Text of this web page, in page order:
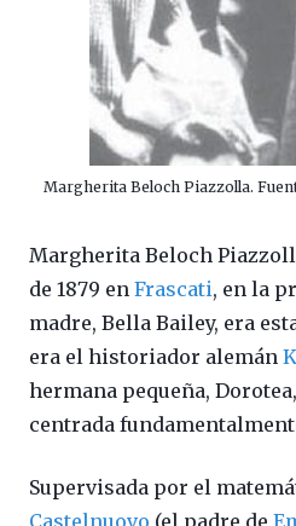
Margherita Beloch Piazzolla.
Margherita Beloch
de 1879 en Frascati, en la
madre, Bella Bailey, era
era el historiador alemán
hermana pequeña,
centrada
Supervisada por el
Castelnuovo (el padre de